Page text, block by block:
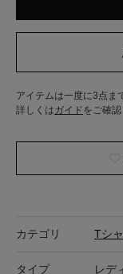
アイテムは一度に3点ま
詳しくはガイド をご確認
カテゴリ Tシ
タイプ レデ